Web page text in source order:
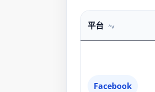
平台
Facebook